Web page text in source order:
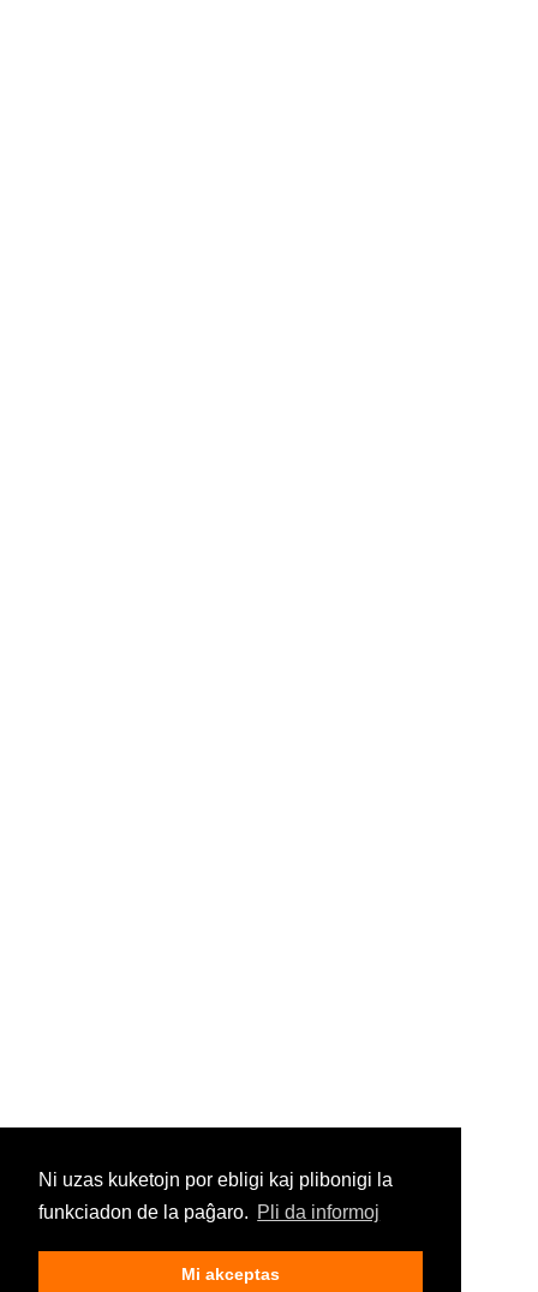
Ni uzas kuketojn por ebligi kaj plibonigi la
funkciadon de la paĝaro. Pli da informoj
Mi akceptas